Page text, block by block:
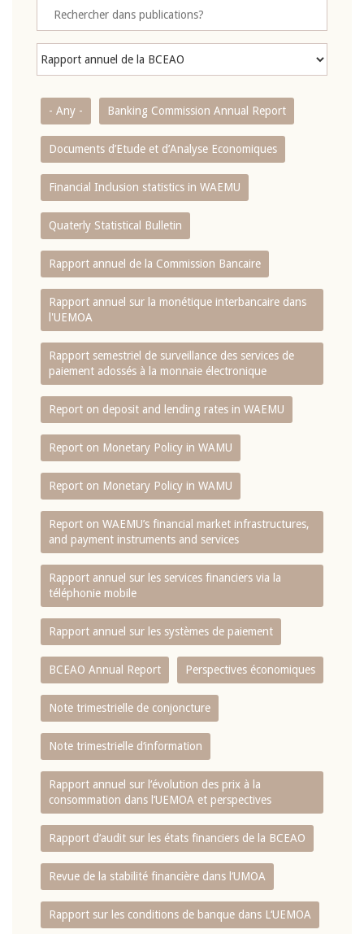
- Any - Banking Commission Annual Report
Documents d’Etude et d’Analyse Economiques
Financial Inclusion statistics in WAEMU
Quaterly Statistical Bulletin
Rapport annuel de la Commission Bancaire
Rapport annuel sur la monétique interbancaire dans
l'UEMOA
Rapport semestriel de surveillance des services de
paiement adossés à la monnaie électronique
Report on deposit and lending rates in WAEMU
Report on Monetary Policy in WAMU
Report on Monetary Policy in WAMU
Report on WAEMU’s financial market infrastructures,
and payment instruments and services
Rapport annuel sur les services financiers via la
téléphonie mobile
Rapport annuel sur les systèmes de paiement
BCEAO Annual Report Perspectives économiques
Note trimestrielle de conjoncture
Note trimestrielle d‘information
Rapport annuel sur l‘évolution des prix à la
consommation dans l‘UEMOA et perspectives
Rapport d‘audit sur les états financiers de la BCEAO
Revue de la stabilité financière dans l‘UMOA
Rapport sur les conditions de banque dans L‘UEMOA